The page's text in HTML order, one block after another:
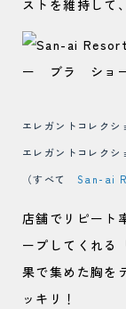
ストを維持して
エレガントコレク
エレガントコレク
（すべて San-ai
店舗でリピート
ープしてくれる
果で集めた胸を
ッキリ！